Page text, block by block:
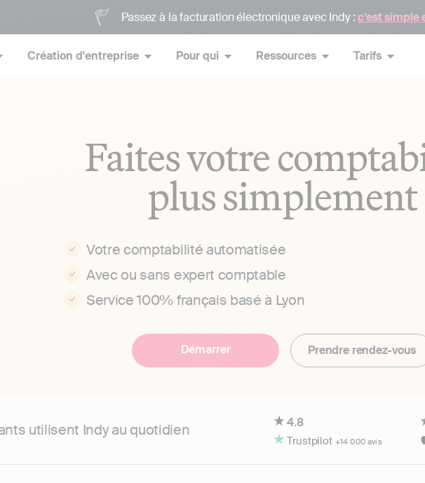
Passez à la facturation électronique avec Indy :c’est simple
Création d'entreprise Pour qui Ressources Tarifs
Faites votre
plus simplement
Votre comptabilité automatisée
Avec ou sans expert comptable
Service 100% français basé à Lyon
Démarrer Prendre rendez-vous
utilisent Indy au quotidien 4.8
Trustpilot +14 000 avis